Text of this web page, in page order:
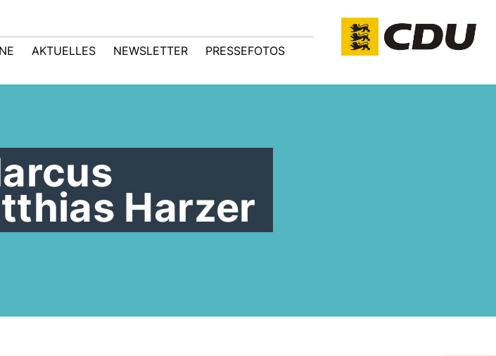
AKTUELLES NEWSLETTER PRESSEFOTOS
Harzer